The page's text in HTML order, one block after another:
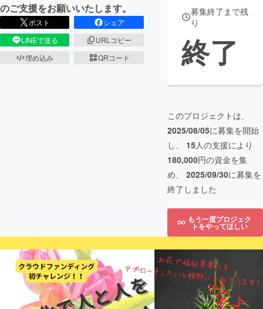
のご支援をお願いいたします。
ポスト
シェア
LINEで送る
URLコピー
埋め込み
QRコード
募集終了まで残
り
終了
このプロジェクトは、
2025/08/05に募集を開始
し、 15人の支援により
180,000円の資金を集
め、 2025/09/30に募集を
終了しました
もう一度プロジェク
トをやってほしい